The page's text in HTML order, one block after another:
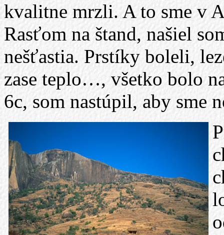
kvalitne mrzli. A to sme v
Rasťom na štand, našiel
nešťastia. Prstíky boleli,
zase teplo…, všetko bolo
6c, som nastúpil, aby sme